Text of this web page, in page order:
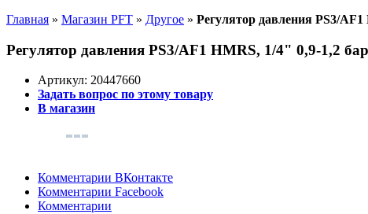
Главная » Магазин PFT » Другое » Регулятор давления PS3/
Регулятор давления PS3/AF1 HMRS, 1/4" 0,9-1,2
Артикул: 20447660
Задать вопрос по этому товару
В магазин
Комментарии ВКонтакте
Комментарии Facebook
Комментарии